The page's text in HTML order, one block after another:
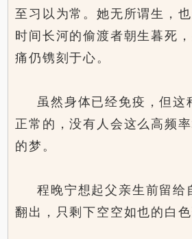
至习以为常。她无所谓生，
时间长河的偷渡者朝生暮死
痛仍镌刻于心。
虽然身体已经免疫，但这
正常的，没有人会这么高频
的梦。
程晚宁想起父亲生前留给
翻出，只剩下空空如也的白色